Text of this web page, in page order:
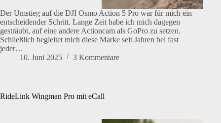
Der Umstieg auf die DJI Osmo Action 5 Pro war für mich ein
entscheidender Schritt. Lange Zeit habe ich mich dagegen
gesträubt, auf eine andere Actioncam als GoPro zu setzen.
Schließlich begleitet mich diese Marke seit Jahren bei fast
jeder…
10. Juni 2025
3 Kommentare
RideLink Wingman Pro mit eCall